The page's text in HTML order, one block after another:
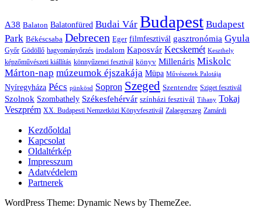
A38 Balaton Balatonfüred Budai Vár Budapest Budapest
Park Békéscsaba Debrecen Eger filmfesztivál gasztronómia Gyula
Győr Gödöllő hagyományőrzés irodalom Kaposvár Kecskemét Keszthely
képzőművészeti kiállítás könnyűzenei fesztivál könyv Millenáris Miskolc
Márton-nap múzeumok éjszakája Müpa Művészetek Palotája
Nyíregyháza Pécs pünkösd Sopron Szeged Szentendre Sziget fesztivál
Szolnok Szombathely Székesfehérvár színházi fesztivál Tihany Tokaj
Veszprém XX. Budapesti Nemzetközi Könyvfesztivál Zalaegerszeg Zamárdi
Kezdőoldal
Kapcsolat
Oldaltérkép
Impresszum
Adatvédelem
Partnerek
WordPress Theme: Dynamic News by ThemeZee.